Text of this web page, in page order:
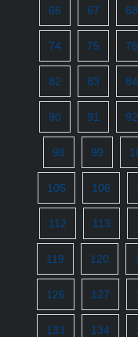
66 67 68
74 75 76
82 83 84
90 91 92
98 99
105 106
112 113
119 120
126 127
133 134